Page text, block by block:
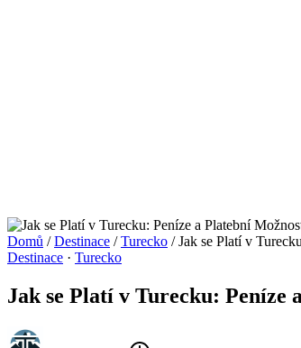
Domů / Destinace / Turecko / Jak se Platí v
Destinace · Turecko
Jak se Platí v Turecku: Peníze